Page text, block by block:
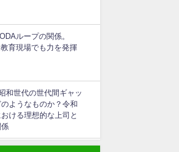
ループの関係。
育現場でも力を発揮
和世代の世代間ギャッ
ようなものか？令和
ける理想的な上司と